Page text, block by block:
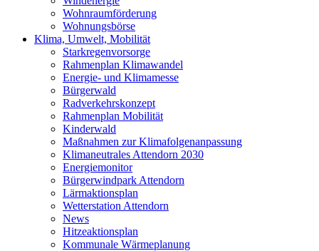
Wohnraumförderung
Wohnungsbörse
Klima, Umwelt, Mobilität
Starkregenvorsorge
Rahmenplan Klimawandel
Energie- und Klimamesse
Bürgerwald
Radverkehrskonzept
Rahmenplan Mobilität
Kinderwald
Maßnahmen zur Klimafolgenanpassung
Klimaneutrales Attendorn 2030
Energiemonitor
Bürgerwindpark Attendorn
Lärmaktionsplan
Wetterstation Attendorn
News
Hitzeaktionsplan
Kommunale Wärmeplanung